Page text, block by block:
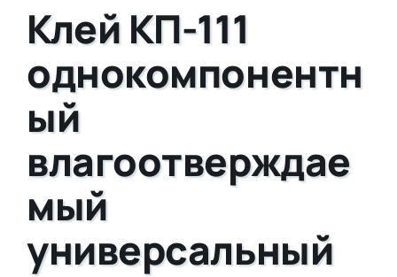
Клей КП-111
однокомпонентн
ый
влагоотверждае
мый
универсальный